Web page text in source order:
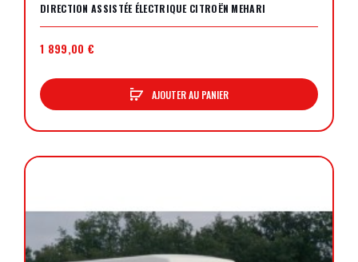
DIRECTION ASSISTÉE ÉLECTRIQUE CITROËN MEHARI
1 899,00 €
AJOUTER AU PANIER